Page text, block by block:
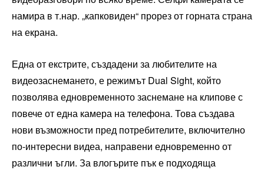
намира в т.нар. „капковиден“ прорез от горната страна
на екрана.
Една от екстрите, създадени за любителите на
видеозаснемането, е режимът Dual Sight, който
позволява едновременното заснемане на клипове с
повече от една камера на телефона. Това създава
нови възможности пред потребителите, включително
по-интересни видеа, направени едновременно от
различни ъгли. За влогърите пък е подходяща